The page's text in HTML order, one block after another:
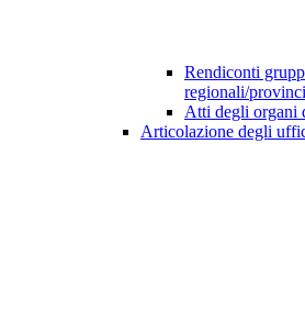
Rendiconti
regionali/
Atti degli organi
Articolazione degli